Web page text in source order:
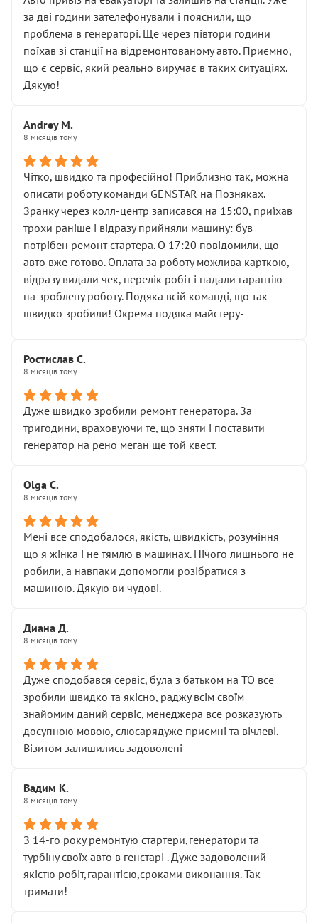
чіткого пояснення
( ну все зняли та доробили) дякую!
Окремий момент, який виглядає абсурдно:
мені заявили, що бачок гальмівної рідини потрібно
міняти разом із головним гальмівним циліндром у
Для людини, яка хоча б трохи розуміється на техніці,
це звучить як мінімум непрофесійно, а як максимум —
спроба продати дорогий вузол замість елементарних
ущільнювачів.
Що прикро — це не перший мій візит. Раніше міняв у
вас стартер, і тоді сервіс наче справив хороше
враження. Але згодом знайшов декілька гайок під
лобовим склом. Мені пояснили, що це “старі гайки, які
відкручували”, і попросили не хвилюватися. ( надіюсь
новий власник, не застяг в полі))
Але після нинішнього візиту такі дрібниці вже не
здаються дрібницями.
Я — клієнт, який працює на довірі, і саме її цей сервіс
Хотілося б більше:
• належної уваги до авто
• прозорості в роботах і рахунках
• реальної діагностики, а не формального
“подивились і поїхав”
На жаль, складається враження, що сервіс працює не
Стосовно комунікації - все добре
за дві години зателефонували і пояснили, що
проблема в генераторі. Ще через півтори години
поїхав зі станції на відремонтованому авто. Приємно,
що є сервіс, який реально виручає в таких ситуаціях.
Дякую!
Andrey M.
8 місяців тому
Чітко, швидко та професійно! Приблизно так, можна
описати роботу команди GENSTAR на Позняках.
Зранку через колл-центр записався на 15:00, приїхав
трохи раніше і відразу прийняли машину: був
потрібен ремонт стартера. О 17:20 повідомили, що
авто вже готово. Оплата за роботу можлива карткою,
відразу видали чек, перелік робіт і надали гарантію
на зроблену роботу. Подяка всій команді, що так
швидко зробили! Окрема подяка майстеру-
приймальнику Олександру: всі чітко та по суті.
звертатися до цього автосервісу.
Ростислав С.
8 місяців тому
Дуже швидко зробили ремонт генератора. За
тригодини, враховуючи те, що зняти і поставити
генератор на рено меган ще той квест.
Olga С.
8 місяців тому
Мені все сподобалося, якість, швидкість, розуміння
що я жінка і не тямлю в машинах. Нічого лишнього не
робили, а навпаки допомогли розібратися з
машиною. Дякую ви чудові.
Диана Д.
8 місяців тому
Дуже сподобався сервіс, була з батьком на ТО все
зробили швидко та якісно, раджу всім своїм
знайомим даний сервіс, менеджера все розказують
досупною мовою, слюсарядуже приємні та вічлеві.
Візитом залишились задоволені
Вадим К.
8 місяців тому
З 14-го року ремонтую стартери,генератори та
турбіну своїх авто в генстарі . Дуже задоволений
якістю робіт,гарантією,сроками виконання. Так
тримати!